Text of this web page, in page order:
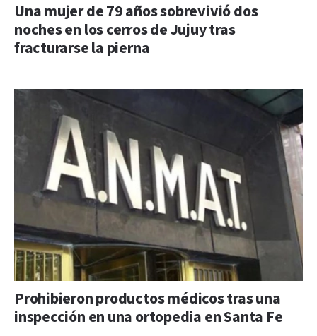
Una mujer de 79 años sobrevivió dos
noches en los cerros de Jujuy tras
fracturarse la pierna
Prohibieron productos médicos tras una
inspección en una ortopedia en Santa Fe